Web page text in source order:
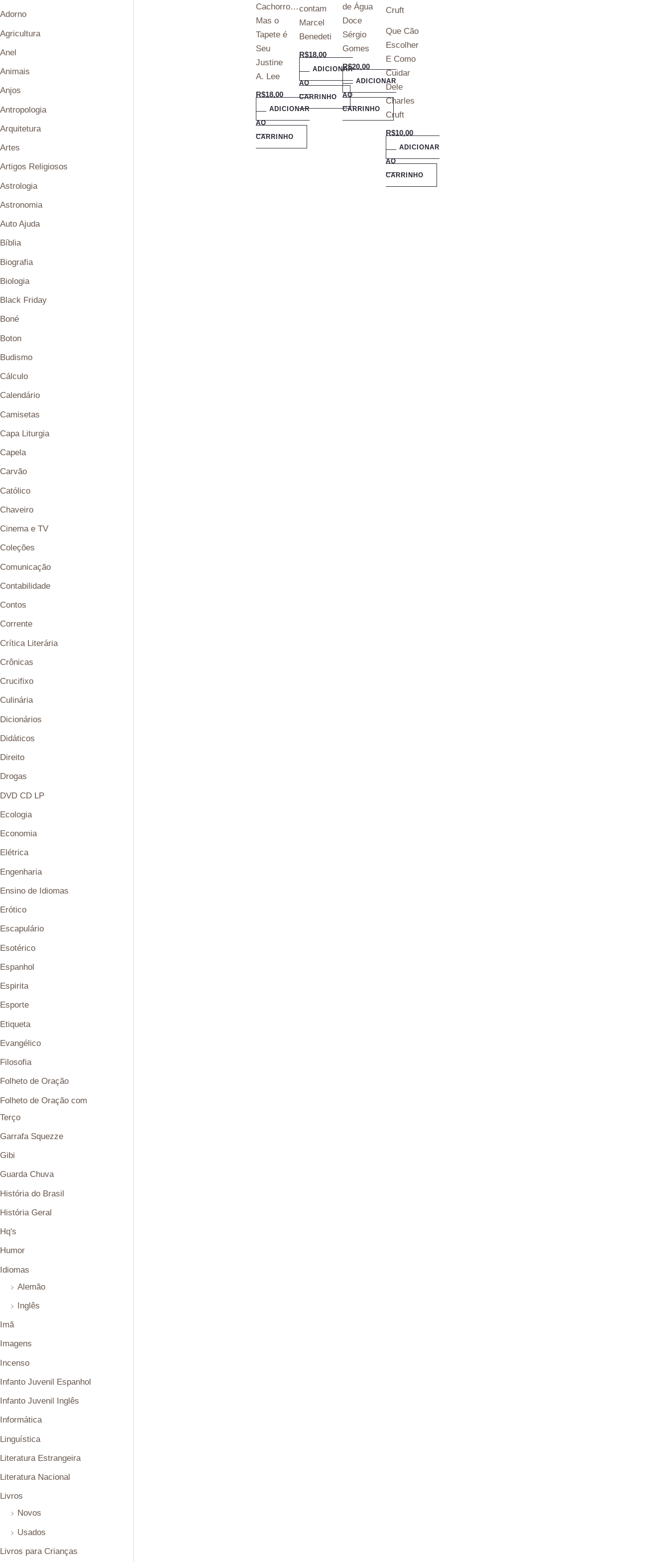
Adorno
Agricultura
Anel
Animais
Anjos
Antropologia
Arquitetura
Artes
Artigos Religiosos
Astrologia
Astronomia
Auto Ajuda
Bíblia
Biografia
Biologia
Black Friday
Boné
Boton
Budismo
Cálculo
Calendário
Camisetas
Capa Liturgia
Capela
Carvão
Católico
Chaveiro
Cinema e TV
Coleções
Comunicação
Contabilidade
Contos
Corrente
Crítica Literária
Crônicas
Crucifixo
Culinária
Dicionários
Didáticos
Direito
Drogas
DVD CD LP
Ecologia
Economia
Elétrica
Engenharia
Ensino de Idiomas
Erótico
Escapulário
Esotérico
Espanhol
Espirita
Esporte
Etiqueta
Evangélico
Filosofia
Folheto de Oração
Folheto de Oração com
Terço
Garrafa Squezze
Gibi
Guarda Chuva
História do Brasil
História Geral
Hq's
Humor
Idiomas
Alemão
Inglês
Imã
Imagens
Incenso
Infanto Juvenil Espanhol
Infanto Juvenil Inglês
Informática
Linguística
Literatura Estrangeira
Literatura Nacional
Livros
Novos
Usados
Livros para Crianças
Cachorro…
Mas o
Tapete é
Seu
Justine
A. Lee
R$18,00
ADICIONAR
AO
CARRINHO
contam
Marcel
Benedeti
R$18,00
ADICIONAR
AO
CARRINHO
de Água
Doce
Sérgio
Gomes
R$20,00
ADICIONAR
AO
CARRINHO
Que Cão
Escolher
E Como
Cuidar
Dele
Charles
Cruft
R$10,00
ADICIONAR
AO
CARRINHO